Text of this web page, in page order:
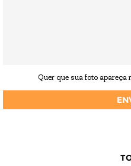
Quer que sua foto apareça